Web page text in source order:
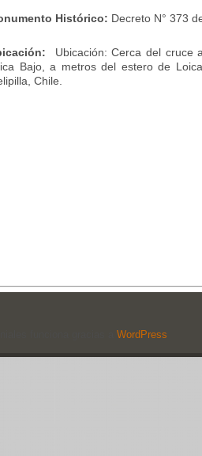
Histórico: Decreto N° 373
Ubicación: Cerca del cruce
Bajo, a metros del estero de
Chile.
WordPress